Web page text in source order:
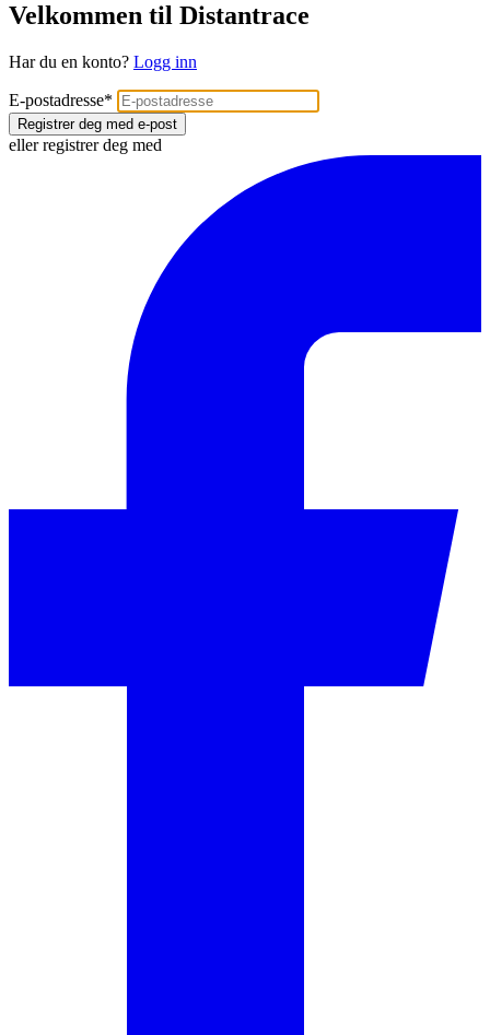
Velkommen til Distantrace
Har du en konto? Logg inn
E-postadresse*
Registrer deg med e-post
eller registrer deg med